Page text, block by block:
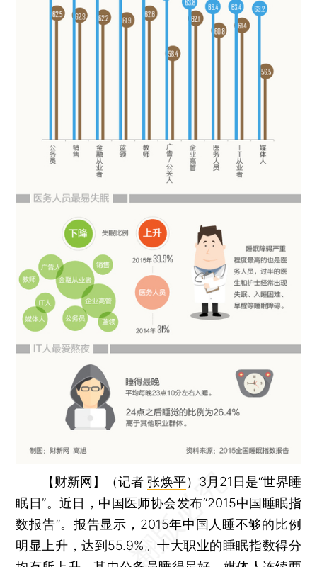
【财新网】（记者张焕平） 3月21日是“世界睡
眠日”。近日，中国医师协会发布“2015中国睡眠指
数报告”。报告显示，2015年中国人睡不够的比例
明显上升，达到55.9%。十大职业的睡眠指数得分